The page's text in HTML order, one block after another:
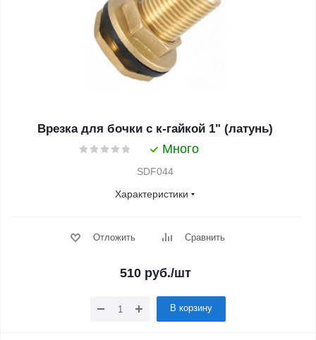
Врезка для бочки с к-гайкой 1" (латунь)
Много
SDF044
Характеристики
Отложить Сравнить
510 руб./шт
В корзину